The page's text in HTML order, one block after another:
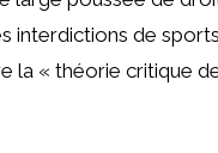
interdictions de
la « théorie critique